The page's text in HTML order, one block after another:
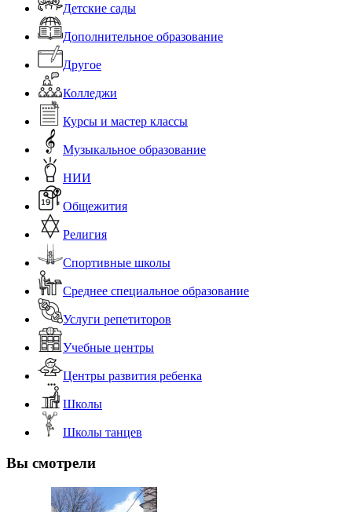
Детские сады
Дополнительное образование
Другое
Колледжи
Курсы и мастер классы
Музыкальное образование
НИИ
Общежития
Религия
Спортивные школы
Среднее специальное образование
Услуги репетиторов
Учебные центры
Центры развития ребенка
Школы
Школы танцев
Вы смотрели